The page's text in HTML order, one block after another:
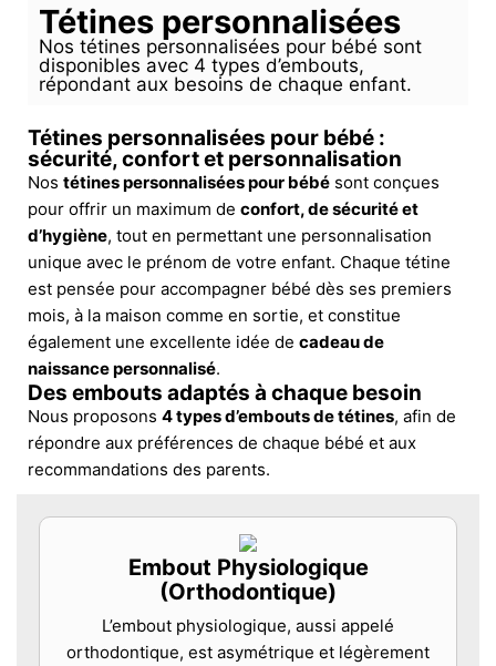
Tétines personnalisées
Nos tétines personnalisées pour bébé sont
disponibles avec 4 types d’embouts,
répondant aux besoins de chaque enfant.
Tétines personnalisées pour bébé :
sécurité, confort et personnalisation
Nos tétines personnalisées pour bébé sont conçues
pour offrir un maximum de confort, de sécurité et
d’hygiène, tout en permettant une personnalisation
unique avec le prénom de votre enfant. Chaque tétine
est pensée pour accompagner bébé dès ses premiers
mois, à la maison comme en sortie, et constitue
également une excellente idée de cadeau de
naissance personnalisé.
Des embouts adaptés à chaque besoin
Nous proposons 4 types d’embouts de tétines, afin de
répondre aux préférences de chaque bébé et aux
recommandations des parents.
Embout Physiologique
(Orthodontique)
L’embout physiologique, aussi appelé
orthodontique, est asymétrique et légèrement